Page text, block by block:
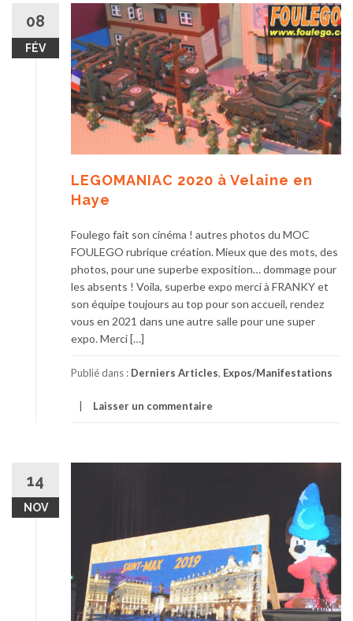
08
FÉV
LEGOMANIAC 2020 à Velaine en
Haye
Foulego fait son cinéma ! autres photos du MOC
FOULEGO rubrique création. Mieux que des mots, des
photos, pour une superbe exposition… dommage pour
les absents ! Voila, superbe expo merci à FRANKY et
son équipe toujours au top pour son accueil, rendez
vous en 2021 dans une autre salle pour une super
expo. Merci […]
Publié dans : Derniers Articles, Expos/Manifestations
Laisser un commentaire
14
NOV